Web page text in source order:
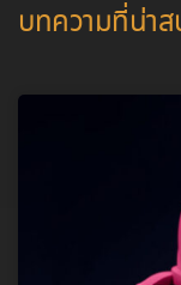
บทความที่น่าส